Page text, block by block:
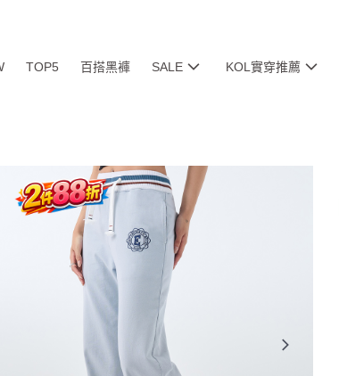
TOP5 百搭黑褲 SALE KOL實穿推薦